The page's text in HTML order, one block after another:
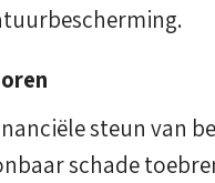
steun van
schade